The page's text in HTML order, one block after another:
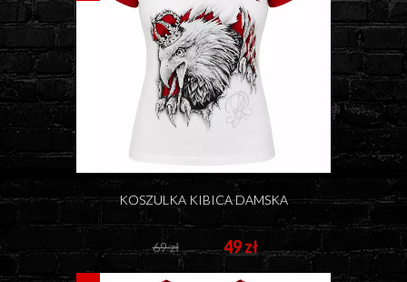
KOSZULKA KIBICA DAMSKA
69 zł 49 zł